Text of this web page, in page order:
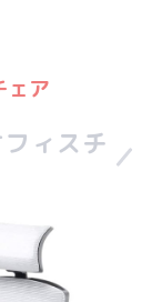
ェア
ィスチ